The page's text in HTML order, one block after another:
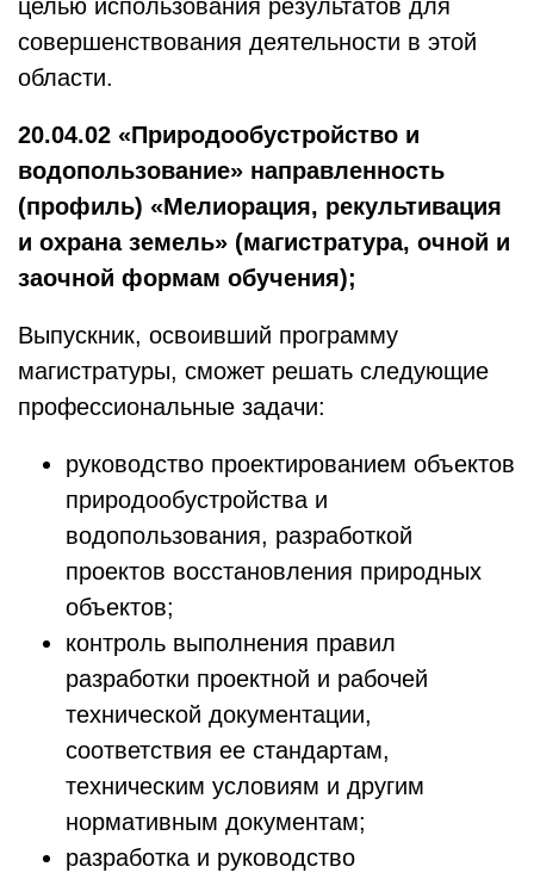
целью использования результатов для
совершенствования деятельности в этой
области.
20.04.02 «Природообустройство и
водопользование» направленность
(профиль) «Мелиорация, рекультивация
и охрана земель» (магистратура, очной и
заочной формам обучения);
Выпускник, освоивший программу
магистратуры, сможет решать следующие
профессиональные задачи:
руководство проектированием объектов
природообустройства и
водопользования, разработкой
проектов восстановления природных
объектов;
контроль выполнения правил
разработки проектной и рабочей
технической документации,
соответствия ее стандартам,
техническим условиям и другим
нормативным документам;
разработка и руководство